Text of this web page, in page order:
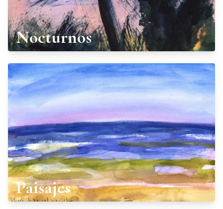
Nocturnos
Paisajes